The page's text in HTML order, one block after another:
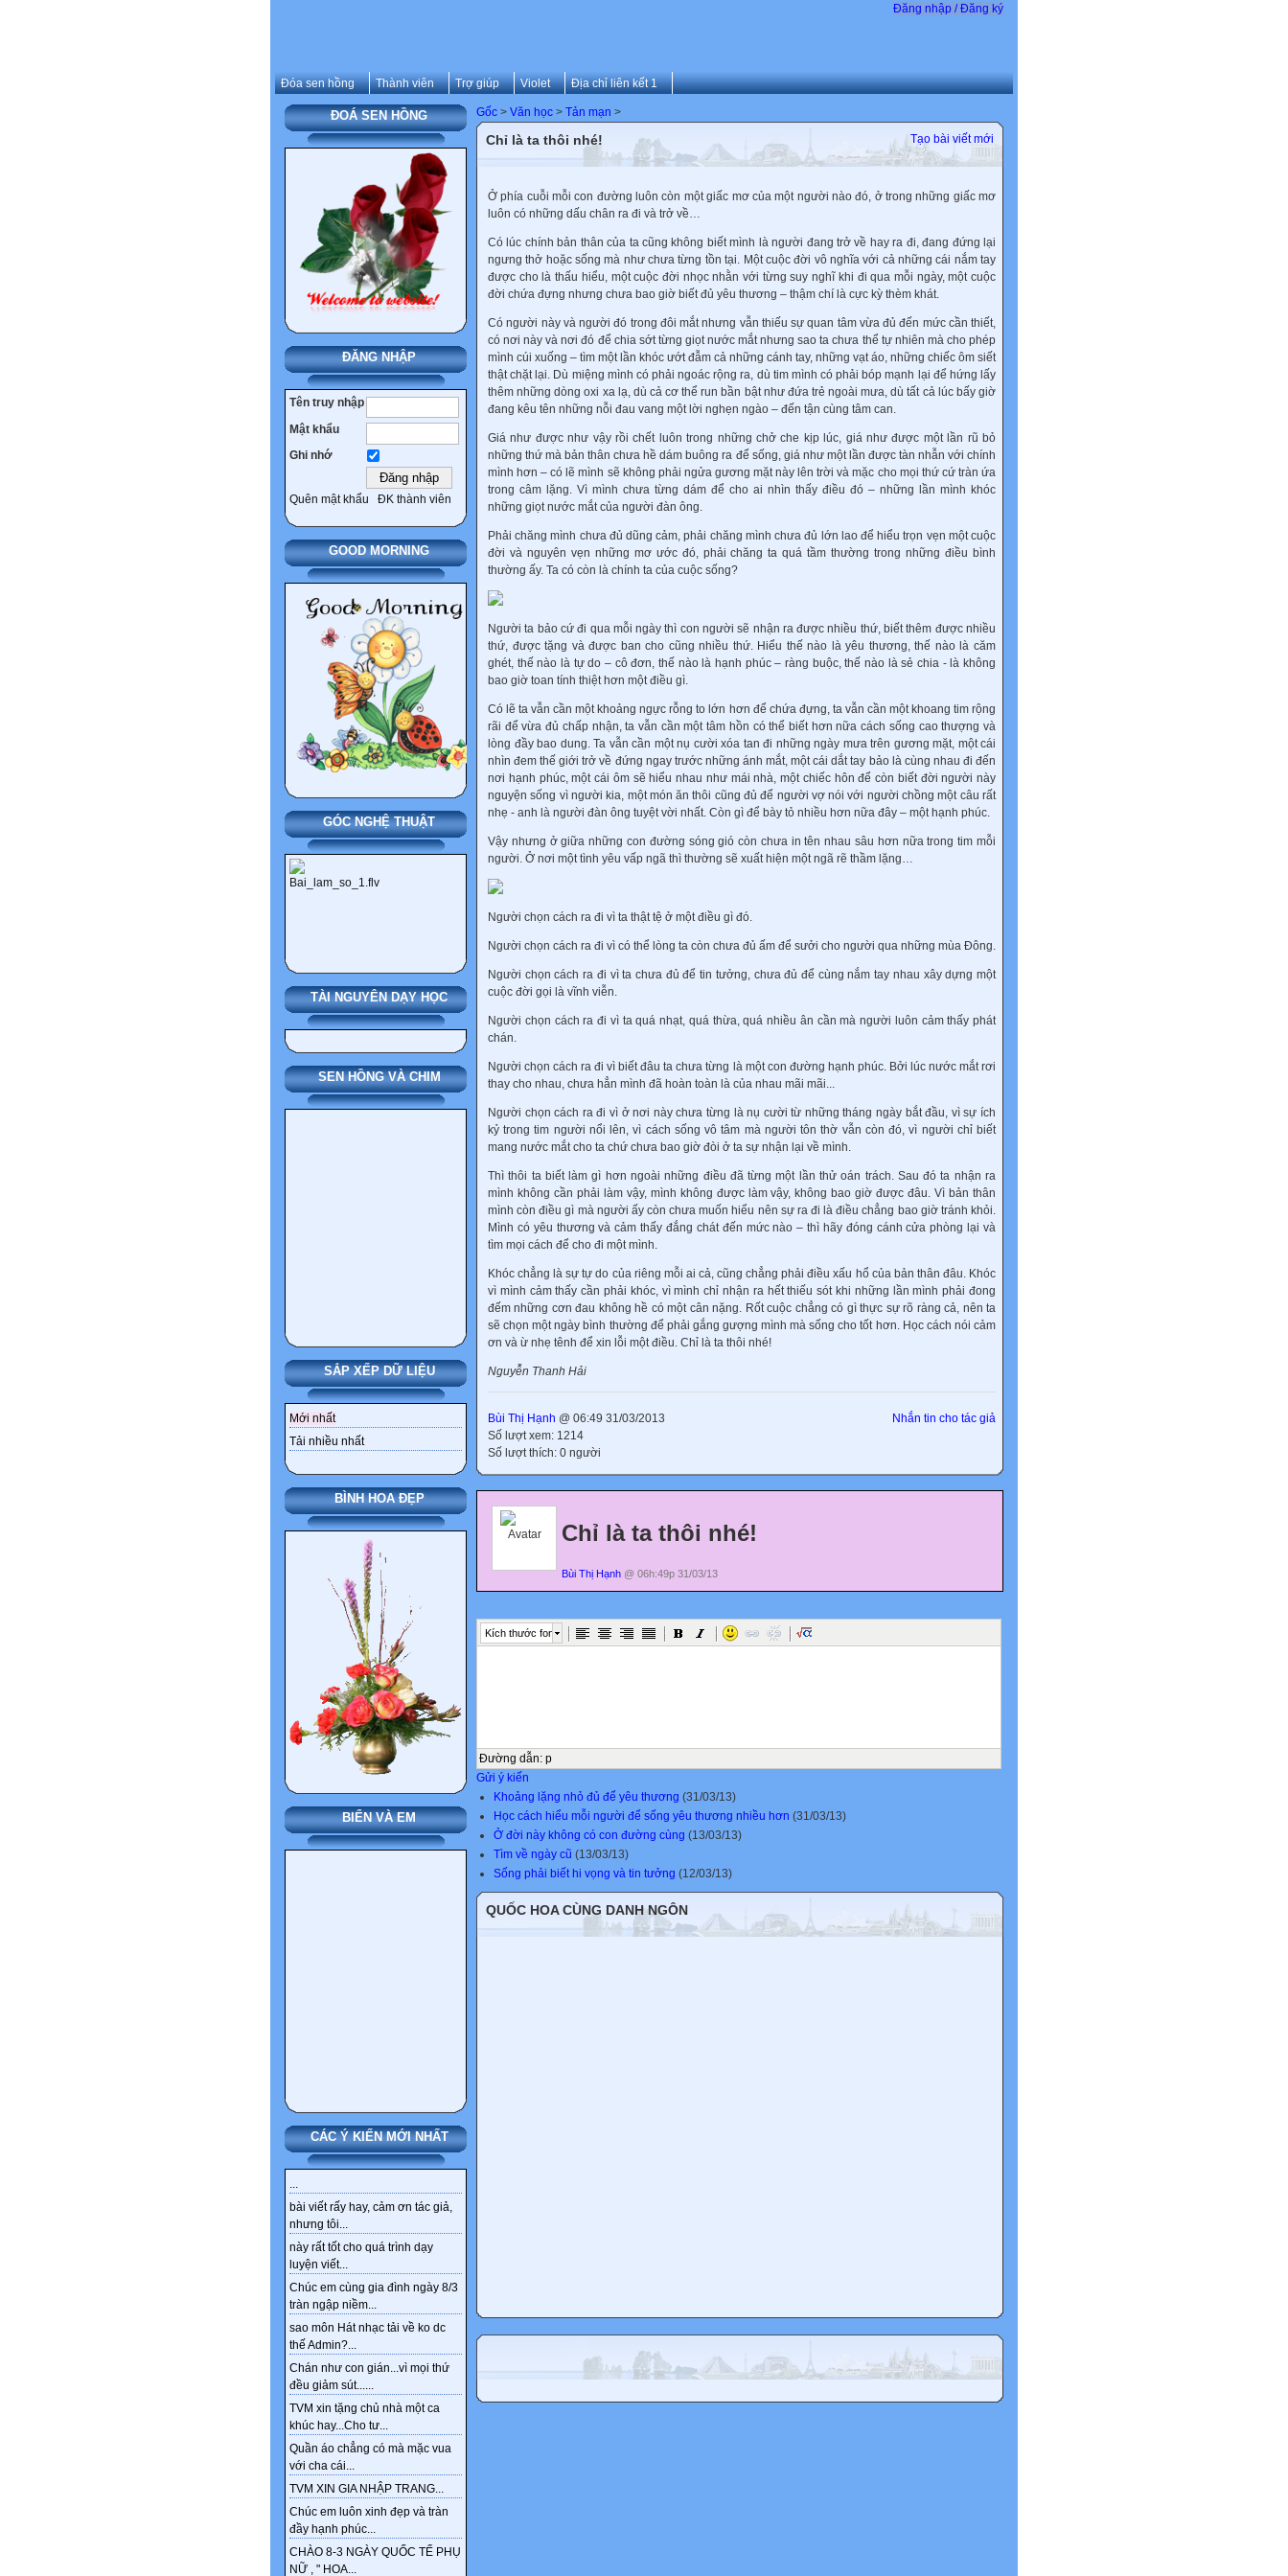
Đăng nhập / Đăng ký
Đóa sen hồng Thành viên Trợ giúp Violet Địa chỉ liên kết 1
ĐOÁ SEN HỒNG
ĐĂNG NHẬP
Tên truy nhập
Mật khẩu
Ghi nhớ
Quên mật khẩu ĐK thành viên
GOOD MORNING
GÓC NGHỆ THUẬT
TÀI NGUYÊN DẠY HỌC
SEN HỒNG VÀ CHIM
SẮP XẾP DỮ LIỆU
Mới nhất
Tải nhiều nhất
BÌNH HOA ĐẸP
BIỂN VÀ EM
CÁC Ý KIẾN MỚI NHẤT
...
bài viết rấy hay, cảm ơn tác giả,
nhưng tôi...
này rất tốt cho quá trình dạy
luyện viết...
Chúc em cùng gia đình ngày 8/3
tràn ngập niềm...
sao môn Hát nhạc tải về ko dc
thế Admin?...
Chán như con gián...vì mọi thứ
đều giảm sút......
TVM xin tặng chủ nhà một ca
khúc hay...Cho tư...
Quần áo chẳng có mà mặc vua
với cha cái...
TVM XIN GIA NHẬP TRANG...
Chúc em luôn xinh đẹp và tràn
đầy hạnh phúc...
CHÀO 8-3 NGÀY QUỐC TẾ PHỤ
NỮ , " HOA...
Gốc > Văn học > Tản mạn >
Tạo bài viết mới
Chỉ là ta thôi nhé!
Ở phía cuỗi mỗi con đường luôn còn một giấc mơ của một người nào đó, ở trong những giấc mơ
luôn có những dấu chân ra đi và trở về…
Có lúc chính bản thân của ta cũng không biết mình là người đang trở về hay ra đi, đang đứng lại
ngưng thở hoặc sống mà như chưa từng tồn tại. Một cuộc đời vô nghĩa với cả những cái nắm tay
được cho là thấu hiểu, một cuộc đời nhọc nhằn với từng suy nghĩ khi đi qua mỗi ngày, một cuộc
đời chứa đựng nhưng chưa bao giờ biết đủ yêu thương – thậm chí là cực kỳ thèm khát.
Có người này và người đó trong đôi mắt nhưng vẫn thiếu sự quan tâm vừa đủ đến mức cần thiết,
có nơi này và nơi đó để chia sớt từng giọt nước mắt nhưng sao ta chưa thể tự nhiên mà cho phép
mình cúi xuống – tìm một lần khóc ướt đẫm cả những cánh tay, những vạt áo, những chiếc ôm siết
thật chặt lại. Dù miệng mình có phải ngoác rộng ra, dù tim mình có phải bóp mạnh lại để hứng lấy
thêm những dòng oxi xa lạ, dù cả cơ thể run bần bật như đứa trẻ ngoài mưa, dù tất cả lúc bấy giờ
đang kêu tên những nỗi đau vang một lời nghẹn ngào – đến tận cùng tâm can.
Giá như được như vậy rồi chết luôn trong những chở che kịp lúc, giá như được một lần rũ bỏ
những thứ mà bản thân chưa hề dám buông ra để sống, giá như một lần được tàn nhẫn với chính
mình hơn – có lẽ mình sẽ không phải ngửa gương mặt này lên trời và mặc cho mọi thứ cứ tràn ứa
trong câm lặng. Vì mình chưa từng dám để cho ai nhìn thấy điều đó – những lần mình khóc
những giọt nước mắt của người đàn ông.
Phải chăng mình chưa đủ dũng cảm, phải chăng mình chưa đủ lớn lao để hiểu trọn vẹn một cuộc
đời và nguyên vẹn những mơ ước đó, phải chăng ta quá tầm thường trong những điều bình
thường ấy. Ta có còn là chính ta của cuộc sống?
Người ta bảo cứ đi qua mỗi ngày thì con người sẽ nhận ra được nhiều thứ, biết thêm được nhiều
thứ, được tặng và được ban cho cũng nhiều thứ. Hiểu thế nào là yêu thương, thế nào là căm
ghét, thế nào là tự do – cô đơn, thế nào là hạnh phúc – ràng buộc, thế nào là sẻ chia - là không
bao giờ toan tính thiệt hơn một điều gì.
Có lẽ ta vẫn cần một khoảng ngực rỗng to lớn hơn để chứa đựng, ta vẫn cần một khoang tim rộng
rãi để vừa đủ chấp nhận, ta vẫn cần một tâm hồn có thể biết hơn nữa cách sống cao thượng và
lòng đầy bao dung. Ta vẫn cần một nụ cười xóa tan đi những ngày mưa trên gương mặt, một cái
nhìn đem thế giới trở về đứng ngay trước những ánh mắt, một cái dắt tay bảo là cùng nhau đi đến
nơi hạnh phúc, một cái ôm sẽ hiểu nhau như mái nhà, một chiếc hôn để còn biết đời người này
nguyện sống vì người kia, một món ăn thôi cũng đủ để người vợ nói với người chồng một câu rất
nhẹ - anh là người đàn ông tuyệt vời nhất. Còn gì để bày tỏ nhiều hơn nữa đây – một hạnh phúc.
Vậy nhưng ở giữa những con đường sóng gió còn chưa in tên nhau sâu hơn nữa trong tim mỗi
người. Ở nơi một tình yêu vấp ngã thì thường sẽ xuất hiện một ngã rẽ thầm lặng…
Người chọn cách ra đi vì ta thật tệ ở một điều gì đó.
Người chọn cách ra đi vì có thể lòng ta còn chưa đủ ấm để sưởi cho người qua những mùa Đông.
Người chọn cách ra đi vì ta chưa đủ để tin tưởng, chưa đủ để cùng nắm tay nhau xây dựng một
cuộc đời gọi là vĩnh viễn.
Người chọn cách ra đi vì ta quá nhạt, quá thừa, quá nhiều ân cần mà người luôn cảm thấy phát
chán.
Người chọn cách ra đi vì biết đâu ta chưa từng là một con đường hạnh phúc. Bởi lúc nước mắt rơi
thay cho nhau, chưa hẳn mình đã hoàn toàn là của nhau mãi mãi...
Người chọn cách ra đi vì ở nơi này chưa từng là nụ cười từ những tháng ngày bắt đầu, vì sự ích
kỷ trong tim người nổi lên, vì cách sống vô tâm mà người tôn thờ vẫn còn đó, vì người chỉ biết
mang nước mắt cho ta chứ chưa bao giờ đòi ở ta sự nhận lại về mình.
Thì thôi ta biết làm gì hơn ngoài những điều đã từng một lần thử oán trách. Sau đó ta nhận ra
mình không cần phải làm vậy, mình không được làm vậy, không bao giờ được đâu. Vì bản thân
mình còn điều gì mà người ấy còn chưa muốn hiểu nên sự ra đi là điều chẳng bao giờ tránh khỏi.
Mình có yêu thương và cảm thấy đắng chát đến mức nào – thì hãy đóng cánh cửa phòng lại và
tìm mọi cách để cho đi một mình.
Khóc chẳng là sự tự do của riêng mỗi ai cả, cũng chẳng phải điều xấu hổ của bản thân đâu. Khóc
vì mình cảm thấy cần phải khóc, vì mình chỉ nhận ra hết thiếu sót khi những lần mình phải đong
đếm những cơn đau không hề có một cân nặng. Rốt cuộc chẳng có gì thực sự rõ ràng cả, nên ta
sẽ chọn một ngày bình thường để phải gắng gượng mình mà sống cho tốt hơn. Học cách nói cảm
ơn và ừ nhẹ tênh để xin lỗi một điều. Chỉ là ta thôi nhé!
Nguyễn Thanh Hải
Nhắn tin cho tác giả
Bùi Thị Hạnh @ 06:49 31/03/2013
Số lượt xem: 1214
Số lượt thích: 0 người
Chỉ là ta thôi nhé!
Bùi Thị Hạnh @ 06h:49p 31/03/13
Kích thước font
Đường dẫn: p
Gửi ý kiến
Khoảng lặng nhỏ đủ để yêu thương (31/03/13)
Học cách hiểu mỗi người để sống yêu thương nhiều hơn (31/03/13)
Ở đời này không có con đường cùng (13/03/13)
Tìm về ngày cũ (13/03/13)
Sống phải biết hi vọng và tin tưởng (12/03/13)
QUỐC HOA CÙNG DANH NGÔN